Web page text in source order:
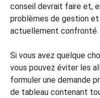
conseil devrait faire et,
problèmes de gestion
actuellement confronté.
Si vous avez quelque
vous pouvez éviter les
formuler une demande
de tableau contenant